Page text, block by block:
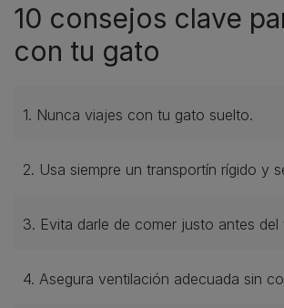
10 consejos clave
con tu gato
1. Nunca viajes con tu gato suelto.
2. Usa siempre un transportín rígido y
3. Evita darle de comer justo antes del
4. Asegura ventilación adecuada sin